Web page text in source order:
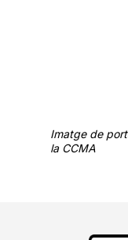
Imatge de
la CCMA